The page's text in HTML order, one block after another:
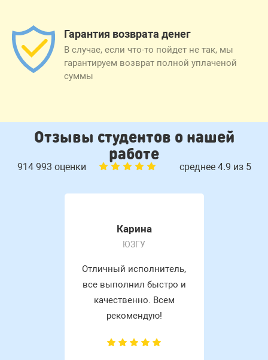
Гарантия возврата денег
В случае, если что-то пойдет не так, мы
гарантируем возврат полной уплаченой
суммы
Отзывы студентов о нашей
работе
914 993 оценки среднее 4.9 из 5
Карина
ЮЗГУ
Отличный исполнитель,
все выполнил быстро и
качественно. Всем
рекомендую!